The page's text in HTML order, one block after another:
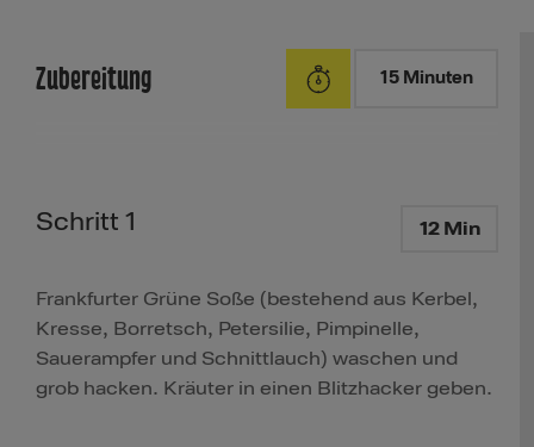
Zubereitung 15 Minuten
Schritt 1 12 Min
Frankfurter Grüne Soße (bestehend aus Kerbel,
Kresse, Borretsch, Petersilie, Pimpinelle,
Sauerampfer und Schnittlauch) waschen und
grob hacken. Kräuter in einen Blitzhacker geben.